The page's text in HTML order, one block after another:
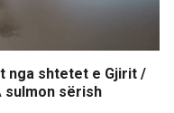
nga shtetet e Gjirit /
sulmon sërish